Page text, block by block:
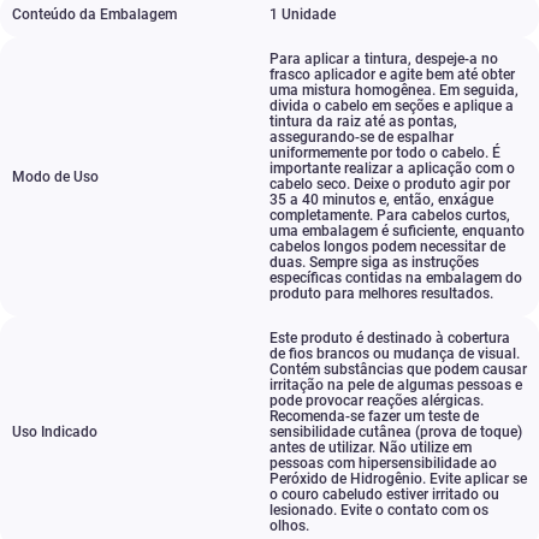
Conteúdo da Embalagem 1 Unidade
Modo de Uso
Para aplicar a tintura, despeje-a no
frasco aplicador e agite bem até obter
uma mistura homogênea. Em seguida,
divida o cabelo em seções e aplique a
tintura da raiz até as pontas,
assegurando-se de espalhar
uniformemente por todo o cabelo. É
importante realizar a aplicação com o
cabelo seco. Deixe o produto agir por
35 a 40 minutos e, então, enxágue
completamente. Para cabelos curtos,
uma embalagem é suficiente, enquanto
cabelos longos podem necessitar de
duas. Sempre siga as instruções
específicas contidas na embalagem do
produto para melhores resultados.
Uso Indicado
Este produto é destinado à cobertura
de fios brancos ou mudança de visual.
Contém substâncias que podem causar
irritação na pele de algumas pessoas e
pode provocar reações alérgicas.
Recomenda-se fazer um teste de
sensibilidade cutânea (prova de toque)
antes de utilizar. Não utilize em
pessoas com hipersensibilidade ao
Peróxido de Hidrogênio. Evite aplicar se
o couro cabeludo estiver irritado ou
lesionado. Evite o contato com os
olhos.